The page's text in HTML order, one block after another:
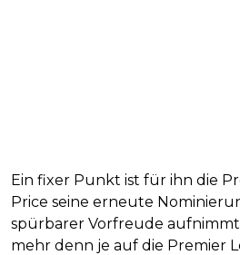
Ein fixer Punkt ist für ihn die
Price seine erneute
spürbarer Vorfreude
mehr denn je auf die Premier